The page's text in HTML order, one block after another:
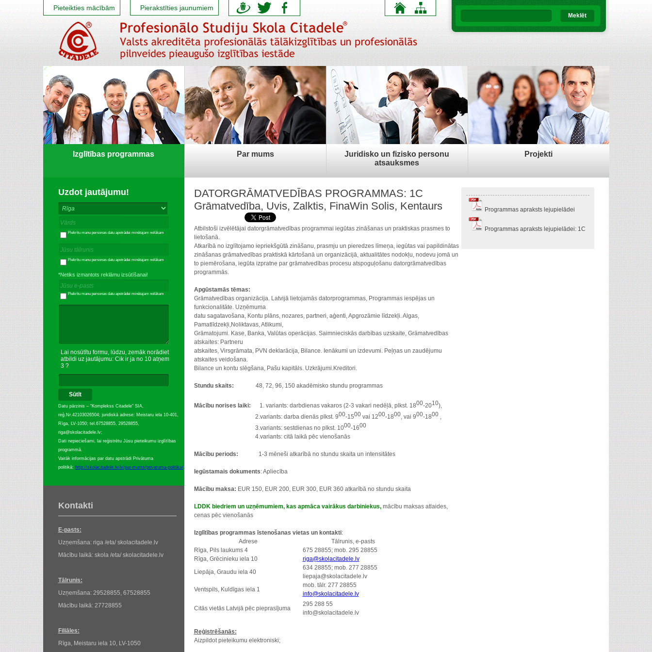
Pieteikties mācībām Pierakstīties jaunumiem
Meklēt
Izglītības programmas Par mums
Juridisko un fizisko personu
atsauksmes
Projekti
Uzdot jautājumu!
Piekrītu manu personas datu apstrādei minētajam nolūkam
Piekrītu manu personas datu apstrādei minētajam nolūkam
*Netiks izmantots reklāmu izsūtīšanai!
Piekrītu manu personas datu apstrādei minētajam nolūkam
Lai nosūtītu formu, lūdzu, zemāk norādiet
atbildi uz jautājumu: Cik ir ja no 10 atņem
3 ?
Sūtīt
Datu pārzinis – “Komplekss Citadele” SIA,
reģ.Nr.42103026504; juridiskā adrese: Meistaru iela 10-401,
Rīga, LV-1050; tel.67528855, 29528855,
riga@skolacitadele.lv;
Dati nepieciešami, lai reģistrētu Jūsu pieteikumu izglītības
programmā.
Vairāk informācijas par datu apstrādi Privātuma
politikā: http://skolacitadele.lv/lv/par-mums/privatuma-politika/
Kontakti
E-pasts:
Uzņemšana: riga /eta/ skolacitadele.lv
Mācību laikā: skola /eta/ skolacitadele.lv
Tālrunis:
Uzņemšana: 29528855, 67528855
Mācību laikā: 27728855
Filiāles:
Rīga, Meistaru iela 10, LV-1050
DATORGRĀMATVEDĪBAS PROGRAMMAS: 1C
Grāmatvedība, Uvis, Zalktis, FinaWin Solis, Kentaurs
Atbilstoši izvēlētājai datorgrāmatvedības programmai iegūtas zināšanas un praktiskas prasmes to
lietošanā.
Atkarībā no izglītojamo iepriekšgūtā zināšanu, prasmju un pieredzes līmeņa, iegūtas vai papildinātas
zināšanas grāmatvedības praktiskā kārtošanā un organizācijā, aktualitātes nodokļu, nodevu jomā un
to piemērošana, iegūta izpratne par grāmatvedības procesu atspoguļošanu datorgrāmatvedības
programmās.
Apgūstamās tēmas:
Grāmatvedības organizācija. Latvijā lietojamās datorprogrammas, Programmas iespējas un
funkcionalitāte. Uzņēmuma
datu sagatavošana, Kontu plāns, nozares, partneri, aģenti, Apgrozāmie līdzekļi. Algas,
Pamatlīdzekļi,Noliktavas, Atlikumi,
Grāmatojumi. Kase, Banka, Valūtas operācijas. Saimnieciskās darbības uzskaite, Grāmatvedības
atskaites: Partneru
atskaites, Virsgrāmata, PVN deklarācija, Bilance. Ienākumi un izdevumi. Peļņas un zaudējumu
atskaites veidošana.
Bilance un kontu slēgšana, Pašu kapitāls. Uzkrājumi.Kreditori.
Stundu skaits: 48, 72, 96, 150 akadēmisko stundu programmas
Mācību norises laiki: 1. variants: darbdienas vakaros (2-3 vakari nedēļā, plkst. 1800-2010),
2.variants: darba dienās plkst. 900-1500 vai 1200-1800, vai 900-1800 ,
3.variants: sestdienas no plkst. 1000-1600
4.variants: citā laikā pēc vienošanās
Mācību periods: 1-3 mēneši atkarībā no stundu skaita un intensitātes
Iegūstamais dokuments: Apliecība
Mācību maksa: EUR 150, EUR 200, EUR 300, EUR 360 atkarībā no stundu skaita
LDDK biedriem un uzņēmumiem, kas apmāca vairākus darbiniekus, mācību maksas atlaides,
cenas pēc vienošanās
Izglītības programmas īstenošanas vietas un kontakti:
Adrese
Tālrunis, e-pasts
Rīga, Pils laukums 4
Rīga, Grēcinieku iela 10
675 28855; mob. 295 28855
riga@skolacitadele.lv
Liepāja, Graudu iela 40
634 28855; mob. 277 28855
liepaja@skolacitadele.lv
Ventspils, Kuldīgas iela 1
mob. tālr. 277 28855
info@skolacitadele.lv
Citās vietās Latvijā pēc pieprasījuma
295 288 55
info@skolacitadele.lv
Reģistrēšanās:
Aizpildot pieteikumu elektroniski;
Programmas apraksts lejupielādei
Programmas apraksts lejupielādei: 1C